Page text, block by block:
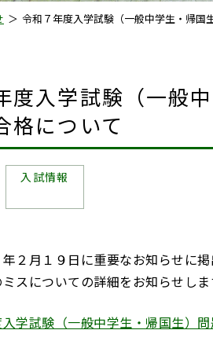
度入学試験（一般
格について
入試情報
２月１９日に重要なお知らせに
スについての詳細をお知らせしま
入学試験（一般中学生・帰国生）
令和７年度入学試験（一般中学生・帰国